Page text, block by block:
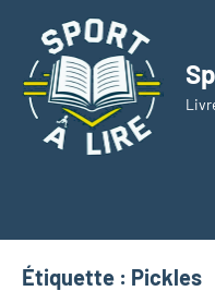
contenu
Étiquette : Pickles